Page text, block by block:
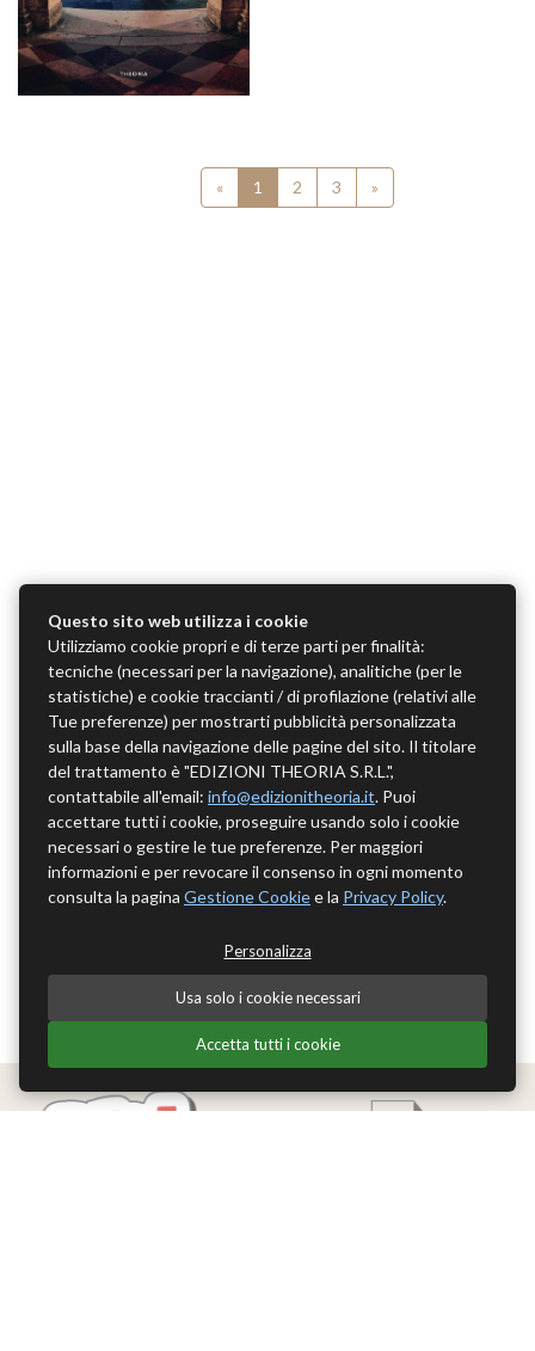
« 1 2 3 »
Questo sito web utilizza i cookie
Utilizziamo cookie propri e di terze parti per finalità:
tecniche (necessari per la navigazione), analitiche (per le
statistiche) e cookie traccianti / di profilazione (relativi alle
Tue preferenze) per mostrarti pubblicità personalizzata
sulla base della navigazione delle pagine del sito. Il titolare
del trattamento è "EDIZIONI THEORIA S.R.L.",
contattabile all'email: info@edizionitheoria.it. Puoi
accettare tutti i cookie, proseguire usando solo i cookie
necessari o gestire le tue preferenze. Per maggiori
informazioni e per revocare il consenso in ogni momento
consulta la pagina Gestione Cookiee la Privacy Policy.
Personalizza
Usa solo i cookie necessari
Accetta tutti i cookie